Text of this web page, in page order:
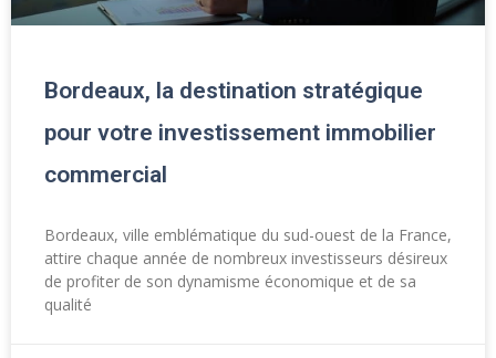
Bordeaux, la destination stratégique
pour votre investissement immobilier
commercial
Bordeaux, ville emblématique du sud-ouest de la France,
attire chaque année de nombreux investisseurs désireux
de profiter de son dynamisme économique et de sa
qualité